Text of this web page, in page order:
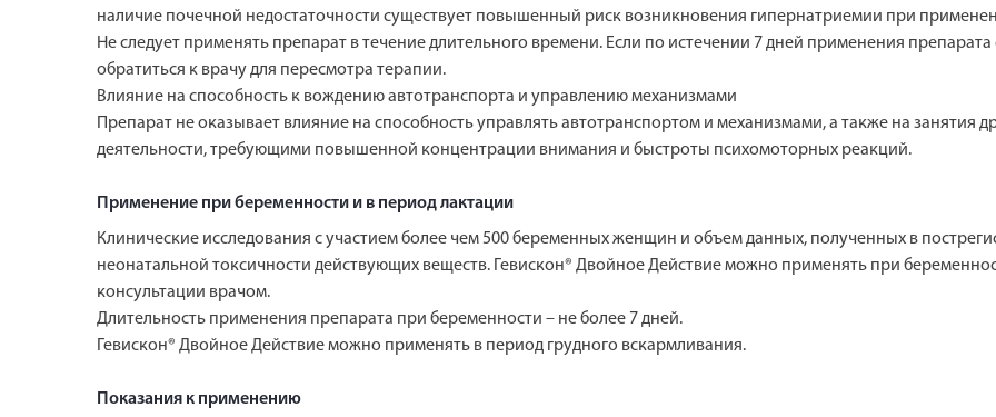
наличие почечной недостаточности существует повышенный риск возникновения гипернатриемии при
Не следует применять препарат в течение длительного времени. Если по истечении 7 дней применения
обратиться к врачу для пересмотра терапии.
Влияние на способность к вождению автотранспорта и управлению механизмами
Препарат не оказывает влияние на способность управлять автотранспортом и механизмами, а также на
деятельности, требующими повышенной концентрации внимания и быстроты психомоторных реакций.
Применение при беременности и в период лактации
Клинические исследования с участием более чем 500 беременных женщин и объем данных, полученных в
неонатальной токсичности действующих веществ. Гевискон® Двойное Действие можно применять при
консультации врачом.
Длительность применения препарата при беременности – не более 7 дней.
Гевискон® Двойное Действие можно применять в период грудного вскармливания.
Показания к применению